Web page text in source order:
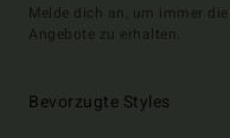
Melde dich an, um immer
Angebote zu erhalten.
Bevorzugte Styles